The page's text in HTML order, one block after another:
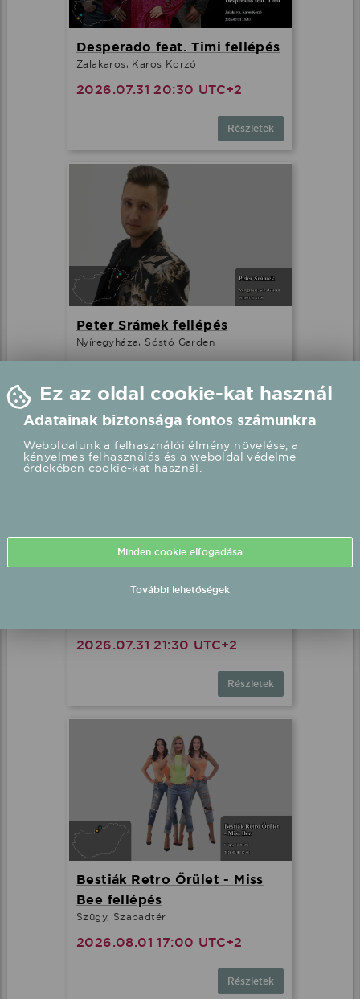
Desperado feat. Timi fellépés
Zalakaros, Karos Korzó
2026.07.31 20:30 UTC+2
Részletek
Peter Srámek fellépés
Nyíregyháza, Sóstó Garden
2026.07.31 21:30 UTC+2
Részletek
Bestiák Retro Őrület - Miss
Bee fellépés
Szügy, Szabadtér
2026.08.01 17:00 UTC+2
Részletek
Minden cookie elfogadása
További lehetőségek